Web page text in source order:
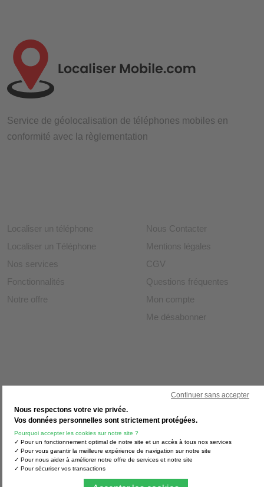
Service de géolocalisation de téléphones mobiles en
conformité avec la règlementation
Localiser un téléphone
Localiser un Téléphone
Nos services
Fonctionnalités
Notre offre
Nous Contacter
Mentions légales
CGV
Questions fréquentes
Mon compte
Me désabonner
Continuer sans accepter
Nous respectons votre vie privée.
Vos données personnelles sont strictement protégées.
Pourquoi accepter les cookies sur notre site ?
✓ Pour un fonctionnement optimal de notre site et un accès à tous nos services
✓ Pour vous garantir la meilleure expérience de navigation sur notre site
✓ Pour nous aider à améliorer notre offre de services et notre site
✓ Pour sécuriser vos transactions